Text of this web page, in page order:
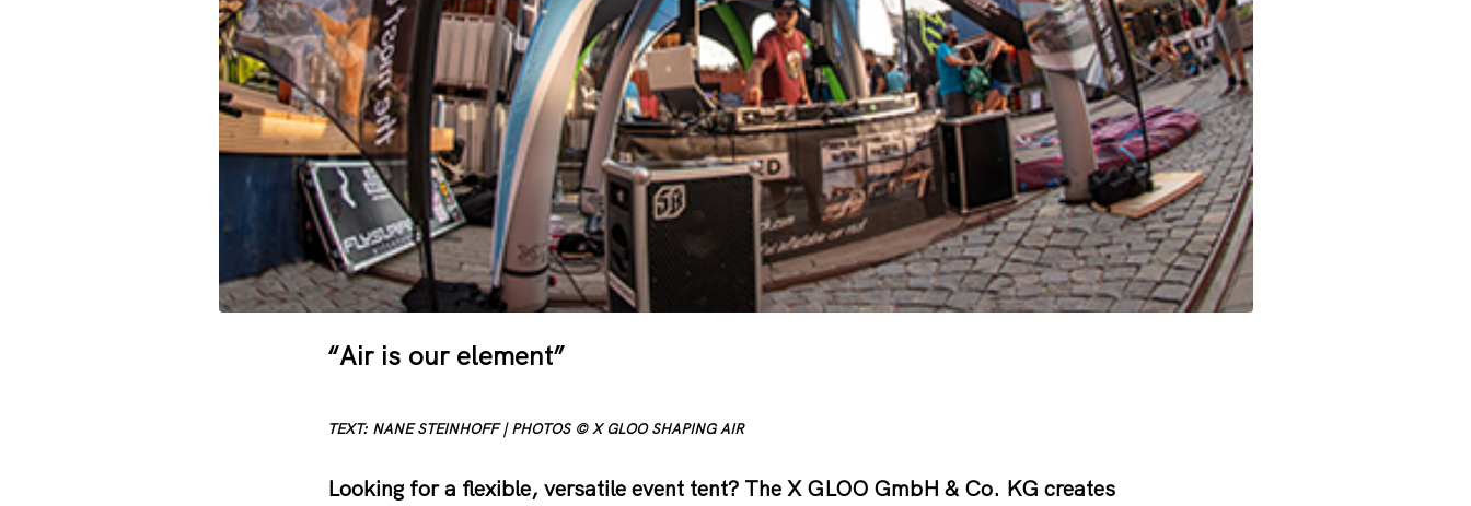
“Air is our element”
TEXT: NANE STEINHOFF | PHOTOS © X GLOO SHAPING AIR
Looking for a flexible, versatile event tent? The X GLOO GmbH & Co. KG creates